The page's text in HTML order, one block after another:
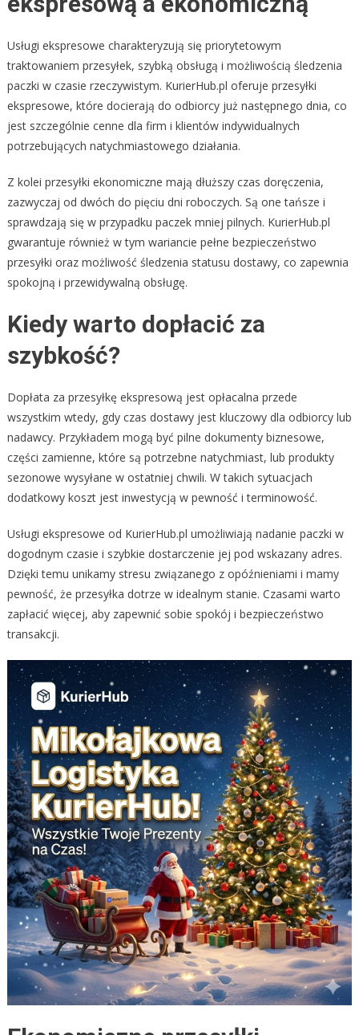
Usługi ekspresowe charakteryzują się priorytetowym
traktowaniem przesyłek, szybką obsługą i możliwością śledzenia
paczki w czasie rzeczywistym. KurierHub.pl oferuje przesyłki
ekspresowe, które docierają do odbiorcy już następnego dnia, co
jest szczególnie cenne dla firm i klientów indywidualnych
potrzebujących natychmiastowego działania.
Z kolei przesyłki ekonomiczne mają dłuższy czas doręczenia,
zazwyczaj od dwóch do pięciu dni roboczych. Są one tańsze i
sprawdzają się w przypadku paczek mniej pilnych. KurierHub.pl
gwarantuje również w tym wariancie pełne bezpieczeństwo
przesyłki oraz możliwość śledzenia statusu dostawy, co zapewnia
spokojną i przewidywalną obsługę.
Kiedy warto dopłacić za
szybkość?
Dopłata za przesyłkę ekspresową jest opłacalna przede
wszystkim wtedy, gdy czas dostawy jest kluczowy dla odbiorcy lub
nadawcy. Przykładem mogą być pilne dokumenty biznesowe,
części zamienne, które są potrzebne natychmiast, lub produkty
sezonowe wysyłane w ostatniej chwili. W takich sytuacjach
dodatkowy koszt jest inwestycją w pewność i terminowość.
Usługi ekspresowe od KurierHub.pl umożliwiają nadanie paczki w
dogodnym czasie i szybkie dostarczenie jej pod wskazany adres.
Dzięki temu unikamy stresu związanego z opóźnieniami i mamy
pewność, że przesyłka dotrze w idealnym stanie. Czasami warto
zapłacić więcej, aby zapewnić sobie spokój i bezpieczeństwo
transakcji.